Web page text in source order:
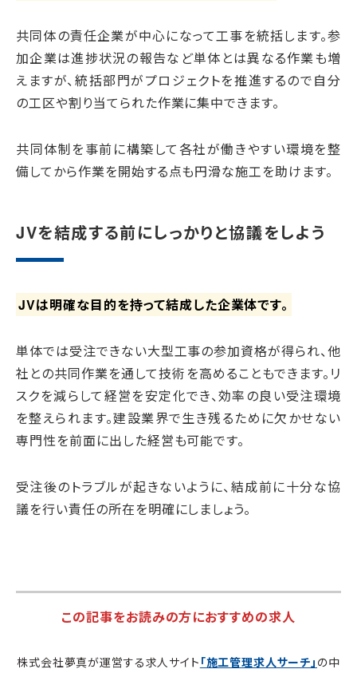
共同体の責任企業が中心になって工事を統括します。参
加企業は進捗状況の報告など単体とは異なる作業も増
えますが、統括部門がプロジェクトを推進するので自分
の工区や割り当てられた作業に集中できます。
共同体制を事前に構築して各社が働きやすい環境を整
備してから作業を開始する点も円滑な施工を助けます。
JVを結成する前にしっかりと協議をしよう
JVは明確な目的を持って結成した企業体です。
単体では受注できない大型工事の参加資格が得られ、他
社との共同作業を通して技術を高めることもできます。リ
スクを減らして経営を安定化でき、効率の良い受注環境
を整えられます。建設業界で生き残るために欠かせない
専門性を前面に出した経営も可能です。
受注後のトラブルが起きないように、結成前に十分な協
議を行い責任の所在を明確にしましょう。
この記事をお読みの方におすすめの求人
株式会社夢真が運営する求人サイト 「施工管理求人サーチ」 の中